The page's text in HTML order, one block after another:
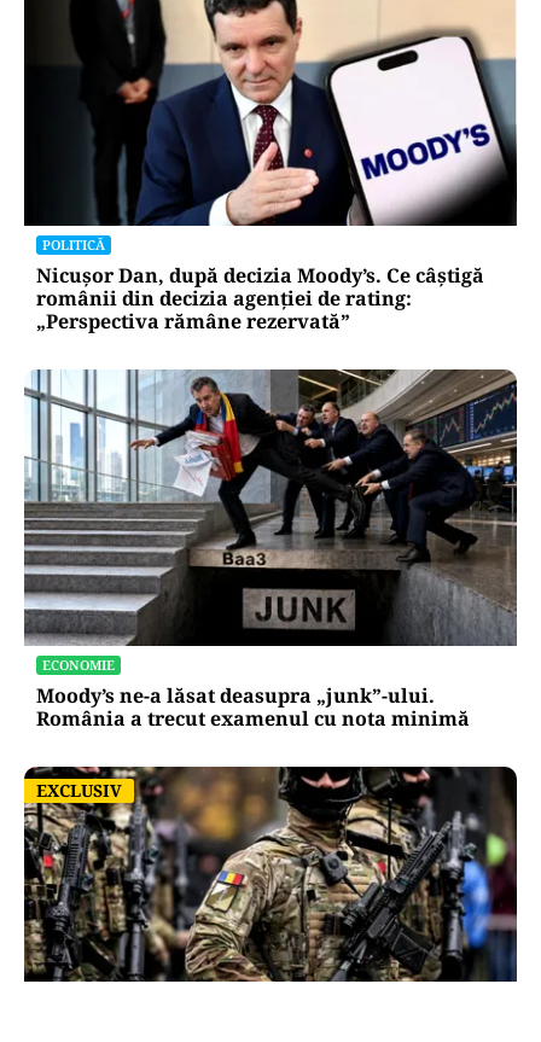
POLITICĂ
Nicușor Dan, după decizia Moody’s. Ce câștigă
românii din decizia agenției de rating:
„Perspectiva rămâne rezervată”
ECONOMIE
Moody’s ne-a lăsat deasupra „junk”-ului.
România a trecut examenul cu nota minimă
EXCLUSIV
EXCLUSIV